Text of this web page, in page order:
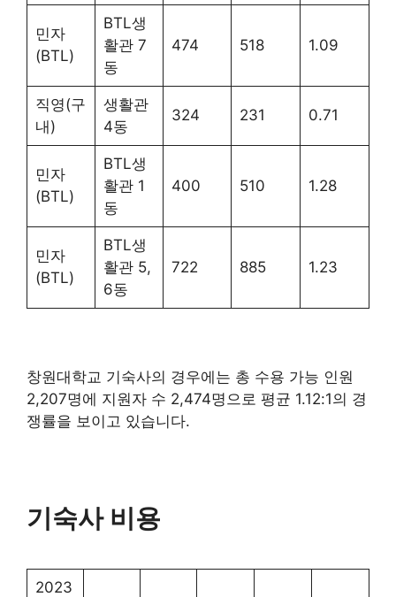
민자
(BTL)
BTL생
활관 7
동
474 518 1.09
직영(구
내)
생활관
4동
324 231 0.71
민자
(BTL)
BTL생
활관 1
동
400 510 1.28
민자
(BTL)
BTL생
활관 5,
6동
722 885 1.23
창원대학교 기숙사의 경우에는 총 수용 가능 인원
2,207명에 지원자 수 2,474명으로 평균 1.12:1의 경
쟁률을 보이고 있습니다.
기숙사 비용
2023